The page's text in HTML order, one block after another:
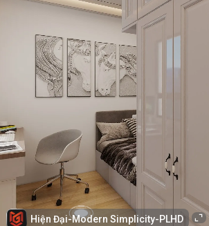
Hiện Đại-Modern Simplicity-PLHD